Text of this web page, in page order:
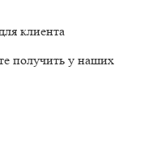
клиента
получить у наших